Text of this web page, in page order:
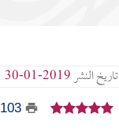
تاريخ النشر2019-01-30
103